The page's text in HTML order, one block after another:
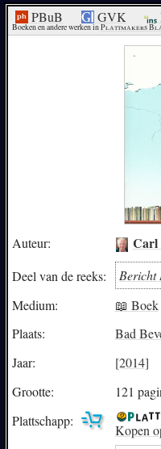
PBuB GVK
Boeken en andere werken in Plattmakers
Auteur: Carl
Deel van de reeks: Bericht
Medium:
📖 Boek
Plaats:
Bad
Jaar:
[2014]
Grootte:
121
Plattschapp:
Kopen